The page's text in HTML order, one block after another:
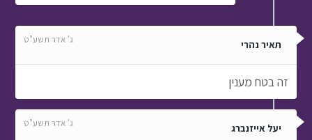
תאיר נהרי ג' אדר תשע"ט
זה בטח מענין
יעל אייזנברג ג' אדר תשע"ט